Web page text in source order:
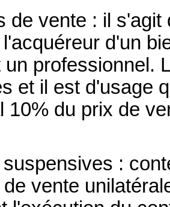
de vente : il
d'un
un professionnel.
et il est d'usage
10% du prix de
:
vente